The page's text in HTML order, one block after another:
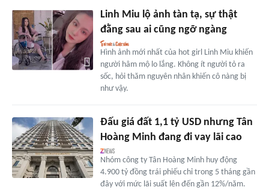
Linh Miu lộ ảnh tàn tạ, sự thật
đằng sau ai cũng ngỡ ngàng
Hình ảnh mới nhất của hot girl Linh Miu khiến
người hâm mộ lo lắng. Không ít người tỏ ra
sốc, hỏi thăm nguyên nhân khiến cô nàng bị
như vậy.
Đấu giá đất 1,1 tỷ USD nhưng Tân
Hoàng Minh đang đi vay lãi cao
Nhóm công ty Tân Hoàng Minh huy động
4.900 tỷ đồng trái phiếu chỉ trong 5 tháng gần
đây với mức lãi suất lên đến gần 12%/năm.